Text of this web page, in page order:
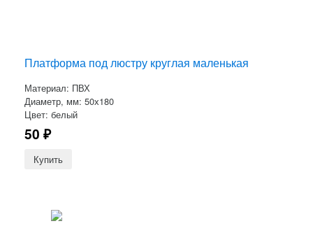
Платформа под люстру круглая маленькая
Материал: ПВХ
Диаметр, мм: 50х180
Цвет: белый
50 ₽